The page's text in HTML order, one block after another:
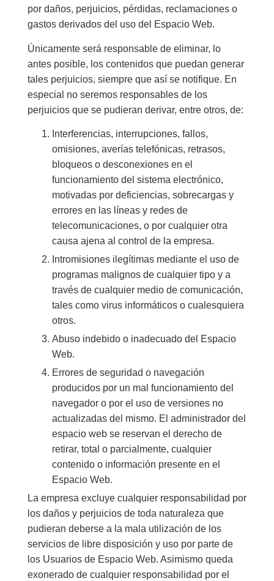
por daños, perjuicios, pérdidas, reclamaciones o
gastos derivados del uso del Espacio Web.
Únicamente será responsable de eliminar, lo
antes posible, los contenidos que puedan generar
tales perjuicios, siempre que así se notifique. En
especial no seremos responsables de los
perjuicios que se pudieran derivar, entre otros, de:
Interferencias, interrupciones, fallos,
omisiones, averías telefónicas, retrasos,
bloqueos o desconexiones en el
funcionamiento del sistema electrónico,
motivadas por deficiencias, sobrecargas y
errores en las líneas y redes de
telecomunicaciones, o por cualquier otra
causa ajena al control de la empresa.
Intromisiones ilegítimas mediante el uso de
programas malignos de cualquier tipo y a
través de cualquier medio de comunicación,
tales como virus informáticos o cualesquiera
otros.
Abuso indebido o inadecuado del Espacio
Web.
Errores de seguridad o navegación
producidos por un mal funcionamiento del
navegador o por el uso de versiones no
actualizadas del mismo. El administrador del
espacio web se reservan el derecho de
retirar, total o parcialmente, cualquier
contenido o información presente en el
Espacio Web.
La empresa excluye cualquier responsabilidad por
los daños y perjuicios de toda naturaleza que
pudieran deberse a la mala utilización de los
servicios de libre disposición y uso por parte de
los Usuarios de Espacio Web. Asimismo queda
exonerado de cualquier responsabilidad por el